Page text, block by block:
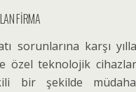
FİRMA
sorunlarına karşı
özel teknolojik
bir şekilde